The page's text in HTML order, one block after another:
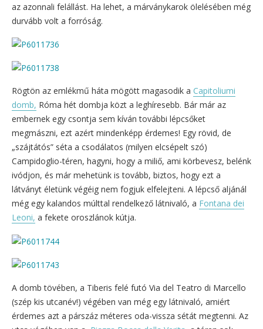
az azonnali felállást. Ha lehet, a márványkarok ölelésében még
durvább volt a forróság.
Rögtön az emlékmű háta mögött magasodik a Capitoliumi
domb, Róma hét dombja közt a leghíresebb. Bár már az
embernek egy csontja sem kíván további lépcsőket
megmászni, ezt azért mindenképp érdemes! Egy rövid, de
„szájtátós” séta a csodálatos (milyen elcsépelt szó)
Campidoglio-téren, hagyni, hogy a miliő, ami körbevesz, belénk
ivódjon, és már mehetünk is tovább, biztos, hogy ezt a
látványt életünk végéig nem fogjuk elfelejteni. A lépcső aljánál
még egy kalandos múlttal rendelkező látnivaló, a Fontana dei
Leoni, a fekete oroszlánok kútja.
A domb tövében, a Tiberis felé futó Via del Teatro di Marcello
(szép kis utcanév!) végében van még egy látnivaló, amiért
érdemes azt a párszáz méteres oda-vissza sétát megtenni. Az